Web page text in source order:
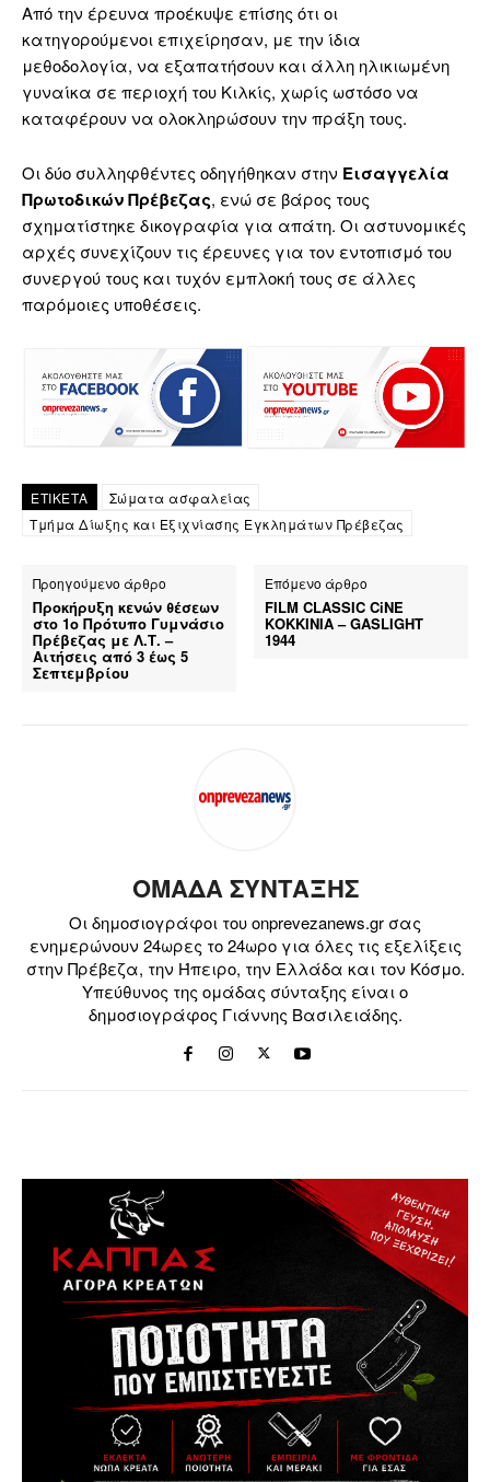
Από την έρευνα προέκυψε επίσης ότι οι
κατηγορούμενοι επιχείρησαν, με την ίδια
μεθοδολογία, να εξαπατήσουν και άλλη ηλικιωμένη
γυναίκα σε περιοχή του Κιλκίς, χωρίς ωστόσο να
καταφέρουν να ολοκληρώσουν την πράξη τους.
Οι δύο συλληφθέντες οδηγήθηκαν στην Εισαγγελία
Πρωτοδικών Πρέβεζας, ενώ σε βάρος τους
σχηματίστηκε δικογραφία για απάτη. Οι αστυνομικές
αρχές συνεχίζουν τις έρευνες για τον εντοπισμό του
συνεργού τους και τυχόν εμπλοκή τους σε άλλες
παρόμοιες υποθέσεις.
ΕΤΙΚΕΤΑ
Σώματα ασφαλείας
Τμήμα Δίωξης και Εξιχνίασης Εγκλημάτων Πρέβεζας
Προηγούμενο άρθρο
Προκήρυξη κενών θέσεων
στο 1ο Πρότυπο Γυμνάσιο
Πρέβεζας με Λ.Τ. –
Αιτήσεις από 3 έως 5
Σεπτεμβρίου
Επόμενο άρθρο
FILM CLASSIC CiNE
ΚΟΚΚΙΝΙΑ – GASLIGHT
1944
ΟΜΑΔΑ ΣΥΝΤΑΞΗΣ
Οι δημοσιογράφοι του onprevezanews.gr σας
ενημερώνουν 24ωρες το 24ωρο για όλες τις εξελίξεις
στην Πρέβεζα, την Ήπειρο, την Ελλάδα και τον Κόσμο.
Υπεύθυνος της ομάδας σύνταξης είναι ο
δημοσιογράφος Γιάννης Βασιλειάδης.